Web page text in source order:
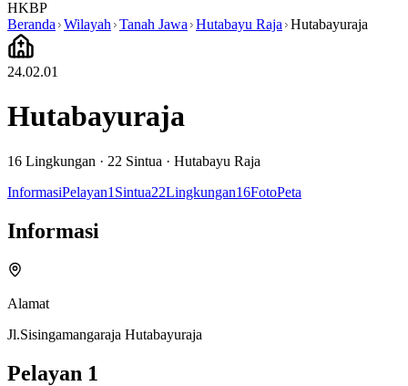
HKBP
Beranda Wilayah Tanah Jawa Hutabayu Raja Hutabayuraja
24.02.01
Hutabayuraja
16 Lingkungan · 22 Sintua · Hutabayu Raja
InformasiPelayan1 Sintua22Lingkungan16FotoPeta
Informasi
Alamat
Jl.Sisingamangaraja Hutabayuraja
Pelayan 1